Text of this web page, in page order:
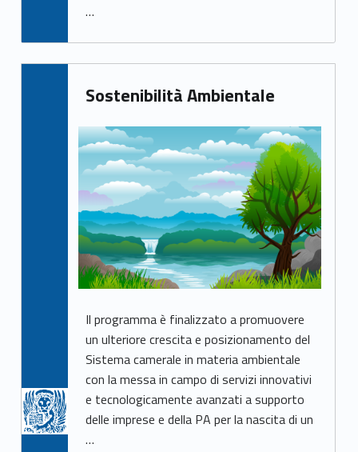
…
Sostenibilità Ambientale
Il programma è finalizzato a promuovere
un ulteriore crescita e posizionamento del
Sistema camerale in materia ambientale
con la messa in campo di servizi innovativi
e tecnologicamente avanzati a supporto
delle imprese e della PA per la nascita di un
…